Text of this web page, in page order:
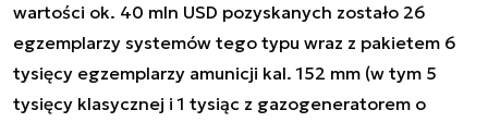
wartości ok. 40 mln USD pozyskanych zostało 26
egzemplarzy systemów tego typu wraz z pakietem 6
tysięcy egzemplarzy amunicji kal. 152 mm (w tym 5
tysięcy klasycznej i 1 tysiąc z gazogeneratorem o